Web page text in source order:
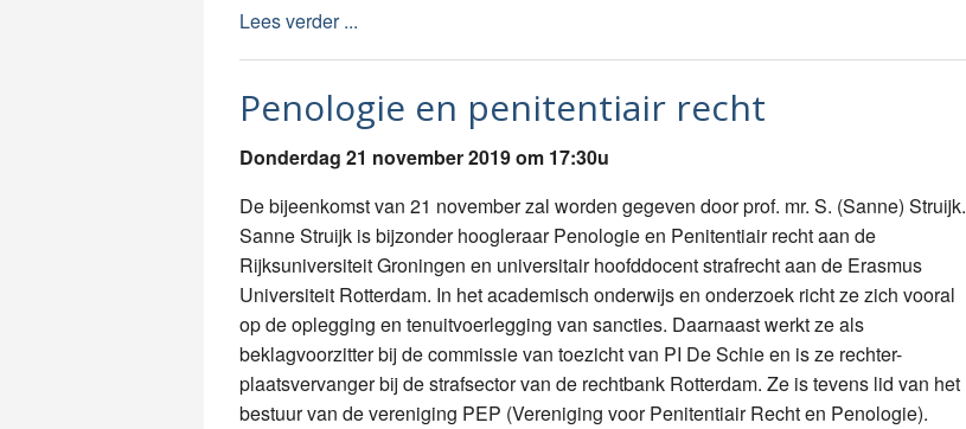
Lees verder ...
Penologie en penitentiair recht
Donderdag 21 november 2019 om 17:30u
De bijeenkomst van 21 november zal worden gegeven door prof. mr. S. (Sanne) Struijk.
Sanne Struijk is bijzonder hoogleraar Penologie en Penitentiair recht aan de
Rijksuniversiteit Groningen en universitair hoofddocent strafrecht aan de Erasmus
Universiteit Rotterdam. In het academisch onderwijs en onderzoek richt ze zich vooral
op de oplegging en tenuitvoerlegging van sancties. Daarnaast werkt ze als
beklagvoorzitter bij de commissie van toezicht van PI De Schie en is ze rechter-
plaatsvervanger bij de strafsector van de rechtbank Rotterdam. Ze is tevens lid van het
bestuur van de vereniging PEP (Vereniging voor Penitentiair Recht en Penologie).